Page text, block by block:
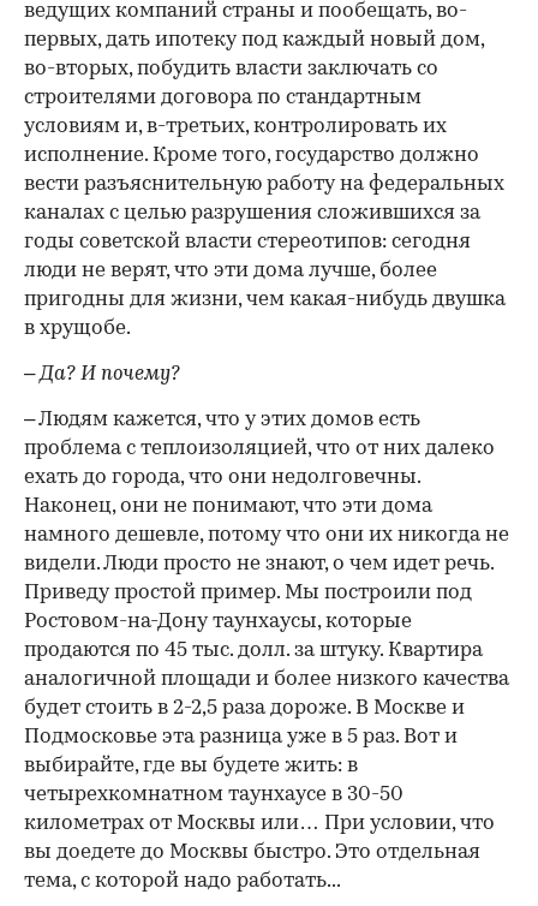
ведущих компаний страны и пообещать, во-
первых, дать ипотеку под каждый новый дом,
во-вторых, побудить власти заключать со
строителями договора по стандартным
условиям и, в-третьих, контролировать их
исполнение. Кроме того, государство должно
вести разъяснительную работу на федеральных
каналах с целью разрушения сложившихся за
годы советской власти стереотипов: сегодня
люди не верят, что эти дома лучше, более
пригодны для жизни, чем какая-нибудь двушка
в хрущобе.
– Да? И почему?
– Людям кажется, что у этих домов есть
проблема с теплоизоляцией, что от них далеко
ехать до города, что они недолговечны.
Наконец, они не понимают, что эти дома
намного дешевле, потому что они их никогда не
видели. Люди просто не знают, о чем идет речь.
Приведу простой пример. Мы построили под
Ростовом-на-Дону таунхаусы, которые
продаются по 45 тыс. долл. за штуку. Квартира
аналогичной площади и более низкого качества
будет стоить в 2-2,5 раза дороже. В Москве и
Подмосковье эта разница уже в 5 раз. Вот и
выбирайте, где вы будете жить: в
четырехкомнатном таунхаусе в 30-50
километрах от Москвы или… При условии, что
вы доедете до Москвы быстро. Это отдельная
тема, с которой надо работать...